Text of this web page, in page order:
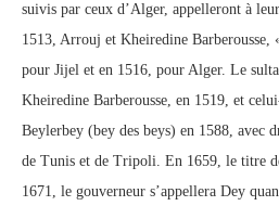
suivis par ceux d’Alger, appelleront à
1513, Arrouj et Kheiredine Barberousse,
pour Jijel et en 1516, pour Alger. Le
Kheiredine Barberousse, en 1519, et
Beylerbey (bey des beys) en 1588, avec
de Tunis et de Tripoli. En 1659, le titre
1671, le gouverneur s’appellera Dey